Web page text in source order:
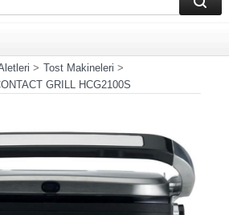
> Tost Makineleri >
GRILL HCG2100S